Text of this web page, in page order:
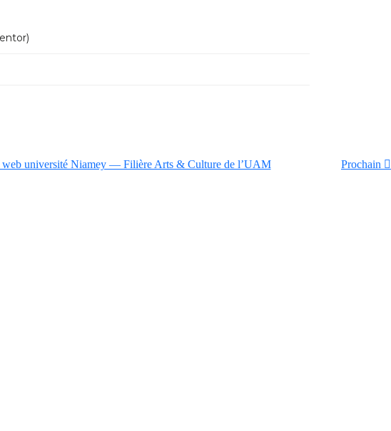
web université Niamey — Filière Arts & Culture de l’UAM
Prochain